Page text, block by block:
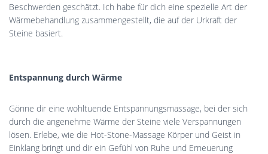
Beschwerden geschätzt. Ich habe für dich eine spezielle Art der
Wärmebehandlung zusammengestellt, die auf der Urkraft der
Steine basiert.
Entspannung durch Wärme
Gönne dir eine wohltuende Entspannungsmassage, bei der sich
durch die angenehme Wärme der Steine viele Verspannungen
lösen. Erlebe, wie die Hot-Stone-Massage Körper und Geist in
Einklang bringt und dir ein Gefühl von Ruhe und Erneuerung